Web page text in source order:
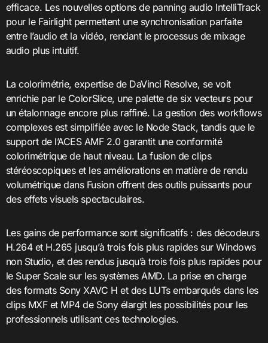
efficace. Les nouvelles options de panning audio IntelliTrack
pour le Fairlight permettent une synchronisation parfaite
entre l’audio et la vidéo, rendant le processus de mixage
audio plus intuitif.
La colorimétrie, expertise de DaVinci Resolve, se voit
enrichie par le ColorSlice, une palette de six vecteurs pour
un étalonnage encore plus raffiné. La gestion des workflows
complexes est simplifiée avec le Node Stack, tandis que le
support de l’ACES AMF 2.0 garantit une conformité
colorimétrique de haut niveau. La fusion de clips
stéréoscopiques et les améliorations en matière de rendu
volumétrique dans Fusion offrent des outils puissants pour
des effets visuels spectaculaires.
Les gains de performance sont significatifs : des décodeurs
H.264 et H.265 jusqu’à trois fois plus rapides sur Windows
non Studio, et des rendus jusqu’à trois fois plus rapides pour
le Super Scale sur les systèmes AMD. La prise en charge
des formats Sony XAVC H et des LUTs embarqués dans les
clips MXF et MP4 de Sony élargit les possibilités pour les
professionnels utilisant ces technologies.